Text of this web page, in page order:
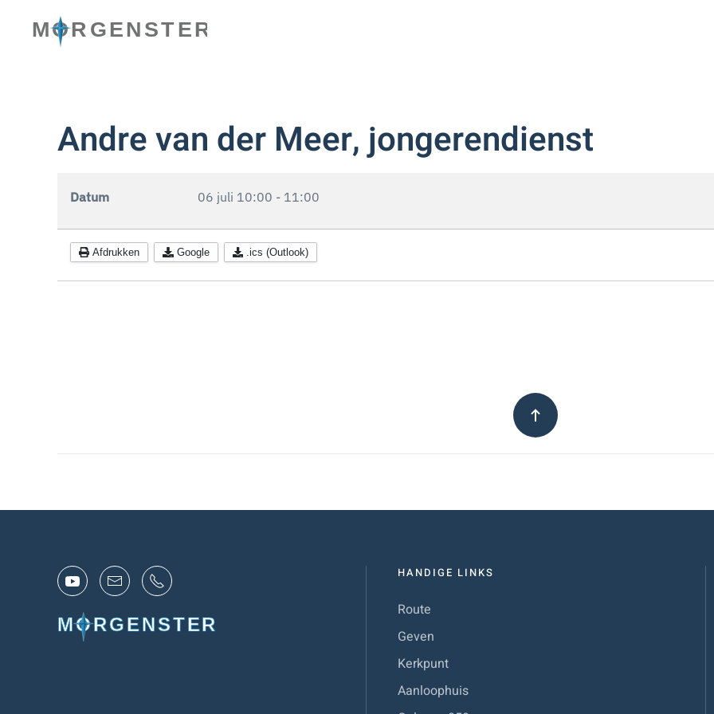
Skip to main content
Andre van der Meer, jongerendienst
Datum 06 juli 10:00 - 11:00
Afdrukken Google .ics (Outlook)
HANDIGE LINKS
Route
Geven
Kerkpunt
Aanloophuis